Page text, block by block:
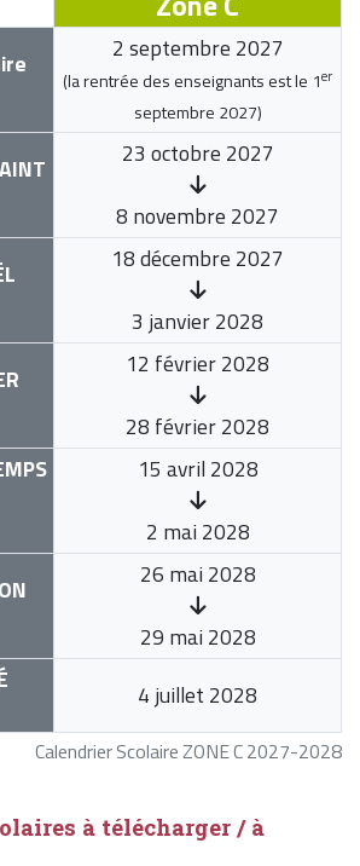
Calendrier Scolaire ZONE C 2027-2028
2 septembre 2027
(la rentrée des enseignants est le 1er
septembre 2027)
23 octobre 2027
8 novembre 2027
18 décembre 2027
3 janvier 2028
12 février 2028
28 février 2028
15 avril 2028
2 mai 2028
26 mai 2028
29 mai 2028
4 juillet 2028
à télécharger / à